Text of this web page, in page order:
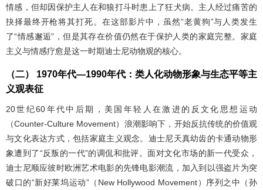
情感，但却因保护主人在和狼打斗时患上了狂犬病。主人经过痛苦的
抉择最终开枪将其打死。在这部影片中，虽然“老黄狗”与人类发生
了“情感邂逅”，但是其存在价值仍然在于保护人类的家庭完整。家庭
主义与情感疗愈是这一时期迪士尼动物观的核心。
（二） 1970年代—1990年代：类人化动物形象与生态平等主
义观表征
20世纪60年代中后期，美国年轻人在激进的反文化思想运动
（Counter-Culture Movement）浪潮影响下，开始反抗传统的价值观
与文化表达方式，包括家庭主义观念。迪士尼天真幼齿的卡通动物形
象遭到了“反叛的一代”的调侃和批评。面对文化市场的新一代受众，
迪士尼顺应彼时欧洲艺术电影的先锋电影潮流，加入到以强盗片为突
破口的“新好莱坞运动”（New Hollywood Movement）序列之中（孙